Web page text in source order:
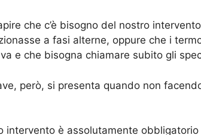
che c’è bisogno del nostro
a fasi alterne, oppure che i
e che bisogna chiamare subito gli
però, si presenta quando non
intervento è assolutamente